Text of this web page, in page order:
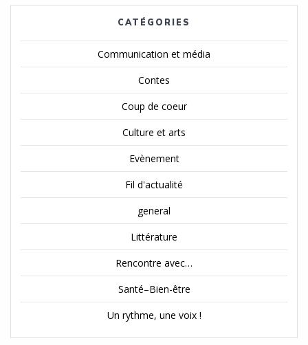
CATÉGORIES
Communication et média
Contes
Coup de coeur
Culture et arts
Evènement
Fil d'actualité
general
Littérature
Rencontre avec…
Santé–Bien-être
Un rythme, une voix !